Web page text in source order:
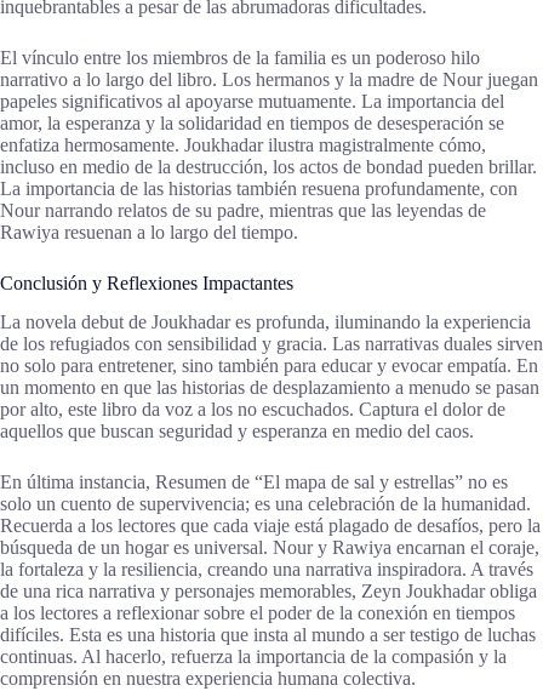
inquebrantables a pesar de las abrumadoras dificultades.
El vínculo entre los miembros de la familia es un poderoso hilo
narrativo a lo largo del libro. Los hermanos y la madre de Nour juegan
papeles significativos al apoyarse mutuamente. La importancia del
amor, la esperanza y la solidaridad en tiempos de desesperación se
enfatiza hermosamente. Joukhadar ilustra magistralmente cómo,
incluso en medio de la destrucción, los actos de bondad pueden brillar.
La importancia de las historias también resuena profundamente, con
Nour narrando relatos de su padre, mientras que las leyendas de
Rawiya resuenan a lo largo del tiempo.
Conclusión y Reflexiones Impactantes
La novela debut de Joukhadar es profunda, iluminando la experiencia
de los refugiados con sensibilidad y gracia. Las narrativas duales sirven
no solo para entretener, sino también para educar y evocar empatía. En
un momento en que las historias de desplazamiento a menudo se pasan
por alto, este libro da voz a los no escuchados. Captura el dolor de
aquellos que buscan seguridad y esperanza en medio del caos.
En última instancia, Resumen de “El mapa de sal y estrellas” no es
solo un cuento de supervivencia; es una celebración de la humanidad.
Recuerda a los lectores que cada viaje está plagado de desafíos, pero la
búsqueda de un hogar es universal. Nour y Rawiya encarnan el coraje,
la fortaleza y la resiliencia, creando una narrativa inspiradora. A través
de una rica narrativa y personajes memorables, Zeyn Joukhadar obliga
a los lectores a reflexionar sobre el poder de la conexión en tiempos
difíciles. Esta es una historia que insta al mundo a ser testigo de luchas
continuas. Al hacerlo, refuerza la importancia de la compasión y la
comprensión en nuestra experiencia humana colectiva.